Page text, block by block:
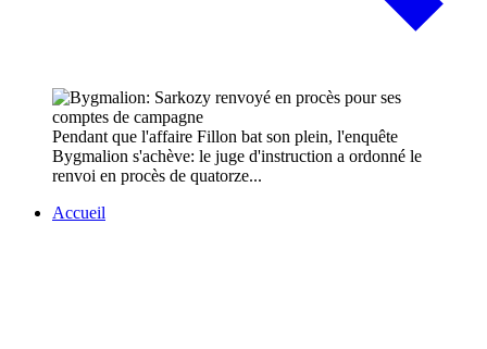
Pendant que l'affaire Fillon bat son plein, l'enquête
Bygmalion s'achève: le juge d'instruction a ordonné le
renvoi en procès de quatorze...
Accueil